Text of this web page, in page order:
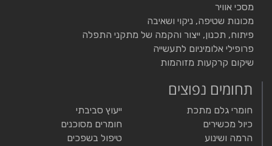
מסכי אוויר
מכונות שטיפה, ניקוי ושאיבה
פיתוח, תכנון, ייצור והקמה של מתקני התפלה
פרופילי אלומיניום לתעשייה
שיקום קרקעות מזוהמות
תחומים נפוצים
חומרי גלם מתכת
כיול מכשירים
הרמה ושינוע
ייעוץ סביבתי
חומרים מסוכנים
טיפול בשפכים